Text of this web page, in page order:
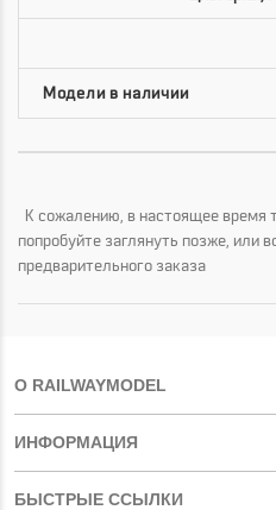
К сожалению, в настоящее время
попробуйте заглянуть позже, или
предварительного заказа
О RAILWAYMODEL
ИНФОРМАЦИЯ
БЫСТРЫЕ ССЫЛКИ